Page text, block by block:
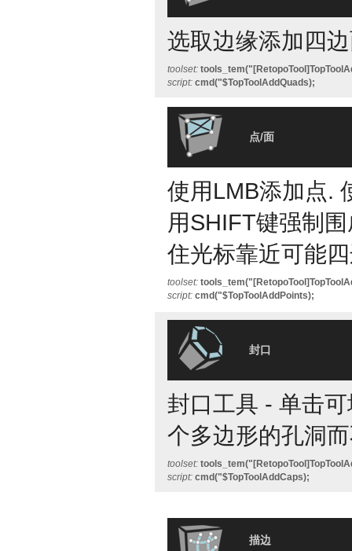
选取边缘添加四
toolset:
script: cmd("$TopToolAddQuads);
点/面
使用LMB添加点.
用SHIFT键强制
住光标靠近可能
toolset:
script: cmd("$TopToolAddPoints);
封口
封口工具 - 单击
个多边形的孔洞
toolset:
script: cmd("$TopToolAddCaps);
描边